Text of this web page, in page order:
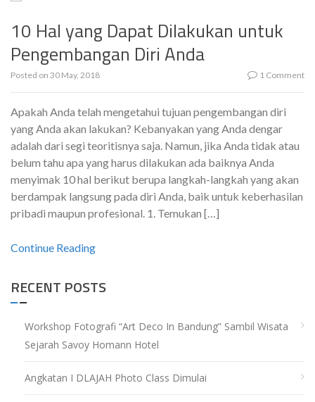
10 Hal yang Dapat Dilakukan untuk
Pengembangan Diri Anda
Posted on 30 May, 2018 1 Comment
Apakah Anda telah mengetahui tujuan pengembangan diri
yang Anda akan lakukan? Kebanyakan yang Anda dengar
adalah dari segi teoritisnya saja. Namun, jika Anda tidak atau
belum tahu apa yang harus dilakukan ada baiknya Anda
menyimak 10 hal berikut berupa langkah-langkah yang akan
berdampak langsung pada diri Anda, baik untuk keberhasilan
pribadi maupun profesional. 1. Temukan […]
Continue Reading
RECENT POSTS
Workshop Fotografi “Art Deco In Bandung” Sambil Wisata
Sejarah Savoy Homann Hotel
Angkatan I DLAJAH Photo Class Dimulai